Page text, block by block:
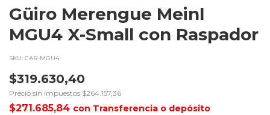
Güiro Merengue Meinl
MGU4 X-Small con Raspador
SKU: CAR-MGU4
$319.630,40
Precio sin impuestos $264.157,36
$271.685,84 con Transferencia o depósito